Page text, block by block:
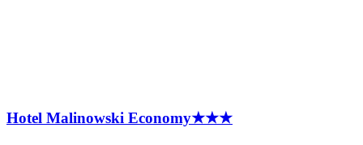
Hotel Malinowski Economy★★★